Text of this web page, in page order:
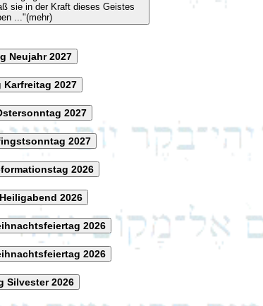
sie in der Kraft dieses Geistes
..."(mehr)
Neujahr 2027
Karfreitag 2027
2027
2027
2026
2026
2026
2026
Silvester 2026